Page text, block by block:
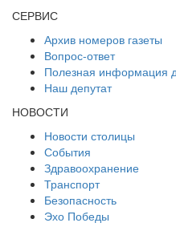
СЕРВИС
Архив номеров газеты
Вопрос-ответ
Полезная информация
Наш депутат
НОВОСТИ
Новости столицы
События
Здравоохранение
Транспорт
Безопасность
Эхо Победы